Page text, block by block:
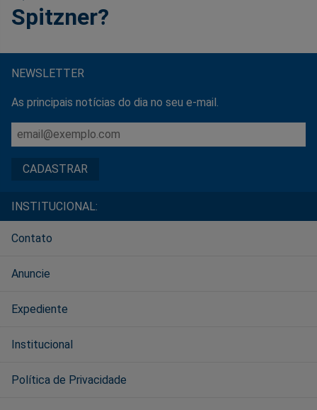
Spitzner?
NEWSLETTER
As principais notícias do dia no seu e-mail.
INSTITUCIONAL:
Contato
Anuncie
Expediente
Institucional
Política de Privacidade